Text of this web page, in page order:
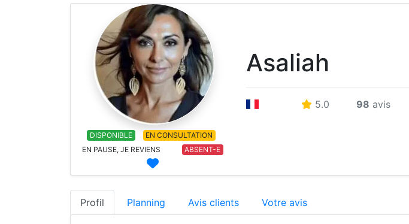
DISPONIBLE
EN CONSULTATION
EN PAUSE, JE REVIENS
ABSENT-E
Asaliah
5.0 98 avis
Profil Planning Avis clients Votre avis